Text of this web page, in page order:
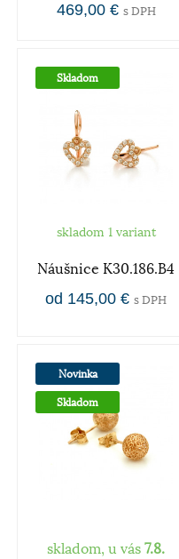
469,00 € s DPH
Skladom
skladom 1 variant
Náušnice K30.186.B4
od 145,00 € s DPH
Novinka
Skladom
skladom, u vás 7.8.